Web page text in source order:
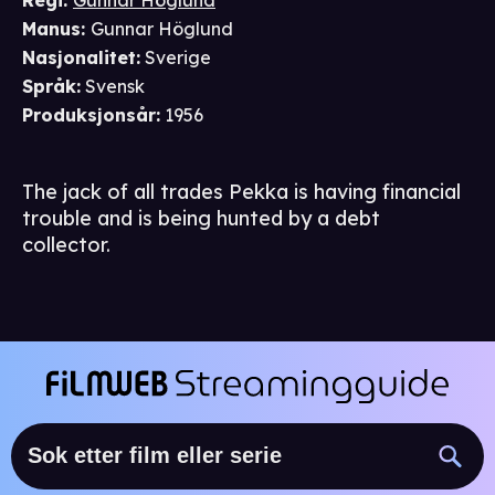
Manus: Gunnar Höglund
Nasjonalitet: Sverige
Språk: Svensk
Produksjonsår: 1956
The jack of all trades Pekka is having financial
trouble and is being hunted by a debt
collector.